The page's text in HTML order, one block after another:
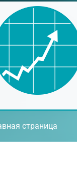
страница